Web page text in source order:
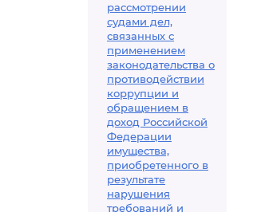
рассмотрении
судами дел,
связанных с
применением
законодательства о
противодействии
коррупции и
обращением в
доход Российской
Федерации
имущества,
приобретенного в
результате
нарушения
требований и